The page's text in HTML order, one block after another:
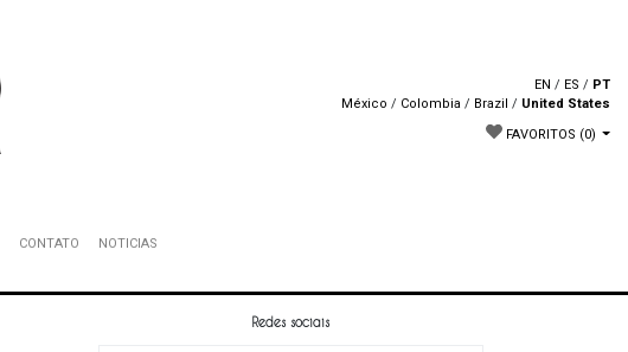
EN / ES / PT
México / Colombia / Brazil / United States
FAVORITOS (0)
CONTATO NOTICIAS
Redes sociais